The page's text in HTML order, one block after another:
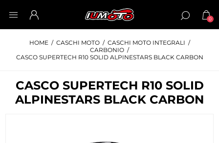
0
HOME / CASCHI MOTO / CASCHI MOTO INTEGRALI /
CARBONIO /
CASCO SUPERTECH R10 SOLID ALPINESTARS BLACK CARBON
CASCO SUPERTECH R10 SOLID
ALPINESTARS BLACK CARBON